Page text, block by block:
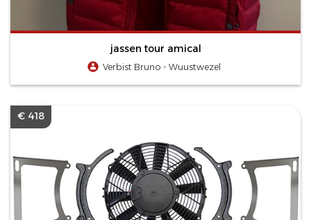
jassen tour amical
Verbist Bruno - Wuustwezel
€ 418